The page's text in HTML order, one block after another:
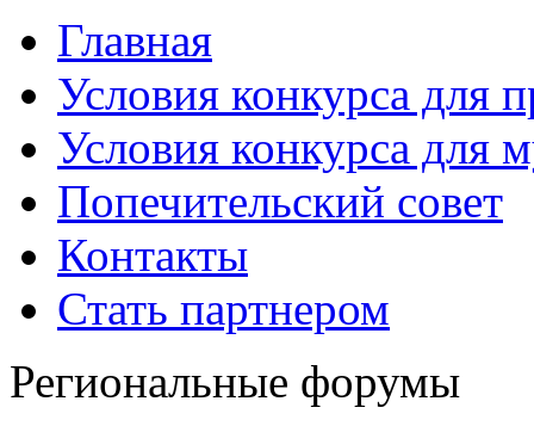
Главная
Условия конкурса для
Условия конкурса для
Попечительский совет
Контакты
Стать партнером
Региональные форумы